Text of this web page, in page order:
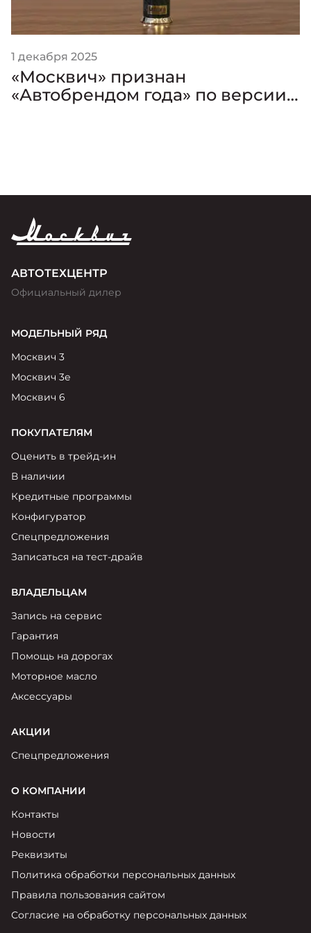
1 декабря 2025
«Москвич» признан
«Автобрендом года» по версии
АВТОТЕХЦЕНТР
Официальный дилер
МОДЕЛЬНЫЙ РЯД
Москвич 3
Москвич 3е
Москвич 6
ПОКУПАТЕЛЯМ
Оценить в трейд-ин
В наличии
Кредитные программы
Конфигуратор
Спецпредложения
Записаться на тест-драйв
ВЛАДЕЛЬЦАМ
Запись на сервис
Гарантия
Помощь на дорогах
Моторное масло
Аксессуары
АКЦИИ
Спецпредложения
О КОМПАНИИ
Контакты
Новости
Реквизиты
Политика обработки персональных данных
Правила пользования сайтом
Согласие на обработку персональных данных